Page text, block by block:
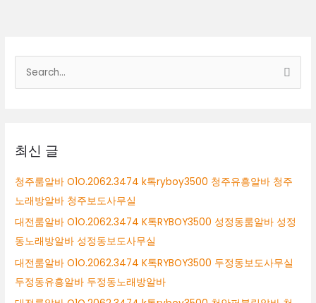
도
미
최신 글
청주룸알바 O1O.2062.3474 k톡ryboy3500 청주유흥알바 청주
노래방알바 청주보도사무실
대전룸알바 O1O.2062.3474 K톡RYBOY3500 성정동룸알바 성정
동노래방알바 성정동보도사무실
대전룸알바 O1O.2062.3474 K톡RYBOY3500 두정동보도사무실
두정동유흥알바 두정동노래방알바